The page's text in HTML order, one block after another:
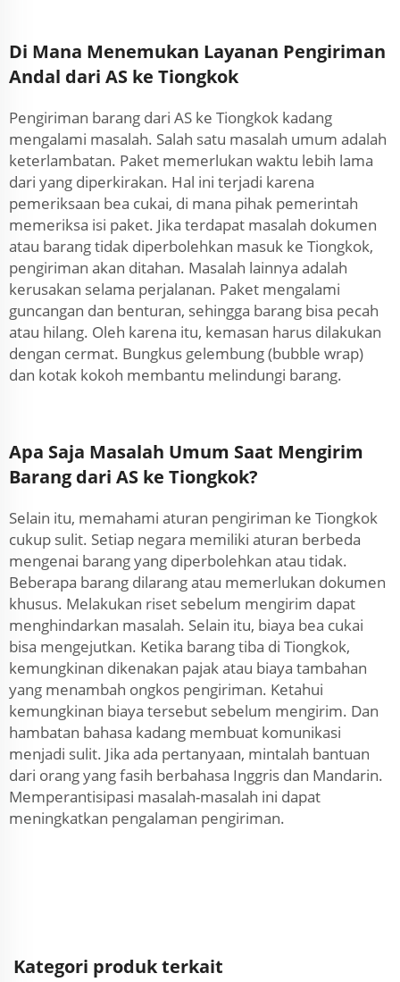
Di Mana Menemukan Layanan Pengiriman
Andal dari AS ke Tiongkok
Pengiriman barang dari AS ke Tiongkok kadang
mengalami masalah. Salah satu masalah umum adalah
keterlambatan. Paket memerlukan waktu lebih lama
dari yang diperkirakan. Hal ini terjadi karena
pemeriksaan bea cukai, di mana pihak pemerintah
memeriksa isi paket. Jika terdapat masalah dokumen
atau barang tidak diperbolehkan masuk ke Tiongkok,
pengiriman akan ditahan. Masalah lainnya adalah
kerusakan selama perjalanan. Paket mengalami
guncangan dan benturan, sehingga barang bisa pecah
atau hilang. Oleh karena itu, kemasan harus dilakukan
dengan cermat. Bungkus gelembung (bubble wrap)
dan kotak kokoh membantu melindungi barang.
Apa Saja Masalah Umum Saat Mengirim
Barang dari AS ke Tiongkok?
Selain itu, memahami aturan pengiriman ke Tiongkok
cukup sulit. Setiap negara memiliki aturan berbeda
mengenai barang yang diperbolehkan atau tidak.
Beberapa barang dilarang atau memerlukan dokumen
khusus. Melakukan riset sebelum mengirim dapat
menghindarkan masalah. Selain itu, biaya bea cukai
bisa mengejutkan. Ketika barang tiba di Tiongkok,
kemungkinan dikenakan pajak atau biaya tambahan
yang menambah ongkos pengiriman. Ketahui
kemungkinan biaya tersebut sebelum mengirim. Dan
hambatan bahasa kadang membuat komunikasi
menjadi sulit. Jika ada pertanyaan, mintalah bantuan
dari orang yang fasih berbahasa Inggris dan Mandarin.
Memperantisipasi masalah-masalah ini dapat
meningkatkan pengalaman pengiriman.
Kategori produk terkait